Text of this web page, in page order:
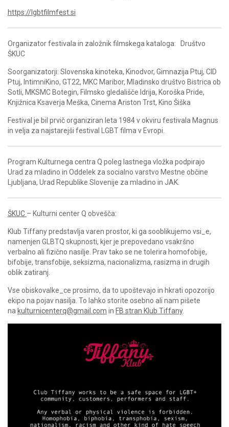
https://lgbtfilmfest.si
Organizator festivala in založnik filmskega kataloga: Društvo
ŠKUC
Soorganizatorji: Slovenska kinoteka, Kinodvor, Gimnazija Ptuj, CID
Ptuj, IntimniKino, GT22, MKC Maribor, Mladinsko društvo Bistrica ob
Sotli, MKSMC Botegin, Filmsko gledališče Idrija, Koroška Pride,
Knjižnica Ksaverja Meška, Cinema Ariston Trst, Kino Šiška
Festival je bil prvič organiziran leta 1984 v okviru festivala Magnus
in velja za najstarejši festival LGBT filma v Evropi.
Program Kulturnega centra Q poleg lastnega vložka podpirajo
Urad za mladino in Oddelek za socialno varstvo Mestne občine
Ljubljana, Urad Republike Slovenije za mladino in JAK.
ŠKUC – Kulturni center Q obvešča:
Klub Tiffany predstavlja varen prostor, ki ga sooblikujemo vsi_e,
namenjen GLBTQ skupnosti, kjer je prepovedano vsakršno
verbalno ali fizično nasilje. Prav tako se ne tolerira homofobije,
bifobije, transfobije, seksizma, nacionalizma, rasizma in drugih
oblik zatiranj.
Vse obiskovalke_ce prosimo, da to upoštevajo in hkrati opozorijo
ekipo na pojav nasilja. To lahko storite osebno ali nam pišete
na kulturnicenterq@gmail.com in FB stran Klub Tiffany.